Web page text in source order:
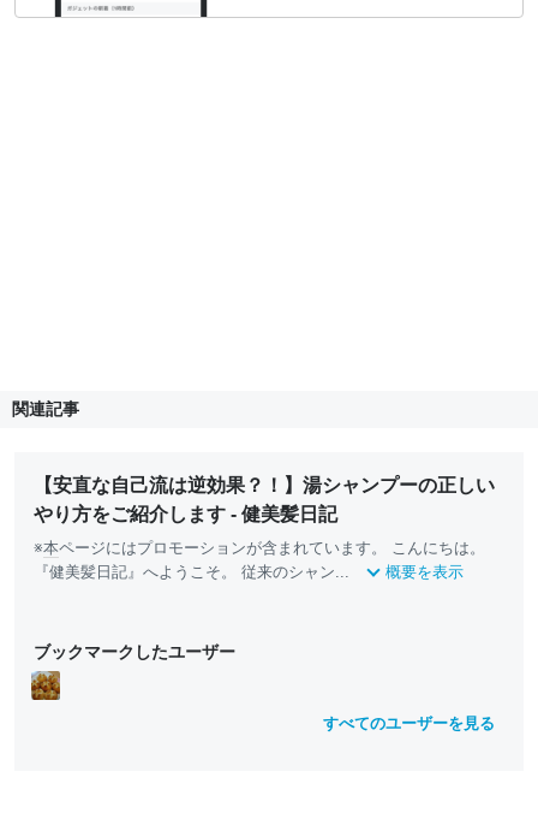
関連記事
【安直な自己流は逆効果？！】湯シャンプーの正しい
やり方をご紹介します - 健美髪日記
※本ページにはプロモーションが含まれています。 こんにちは。
『健美髪日記』へようこそ。 従来のシャン...
概要を表示
ブックマークしたユーザー
すべてのユーザーを見る